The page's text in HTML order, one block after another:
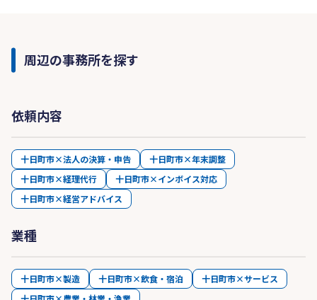
周辺の事務所を探す
依頼内容
十日町市×法人の決算・申告
十日町市×年末調整
十日町市×経理代行
十日町市×インボイス対応
十日町市×経営アドバイス
業種
十日町市×製造 十日町市×飲食・宿泊
十日町市×サービス